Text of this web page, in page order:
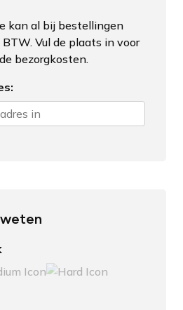
kan al bij bestellingen
Vul de plaats in voor
bezorgkosten.